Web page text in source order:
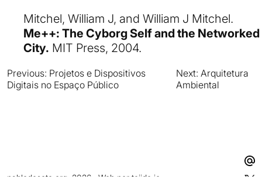
Mitchel, William J, and William J Mitchel.
Me++: The Cyborg Self and the Networked
City. MIT Press, 2004.
Navegación
Previous: Projetos e Dispositivos
Digitais no Espaço Público
Next: Arquitetura
Ambiental
pablodesoto.org, 2026 · Web por tejido.io